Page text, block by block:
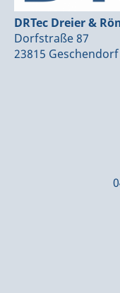
DRTec Dreier &
Dorfstraße 87
23815 Geschendorf